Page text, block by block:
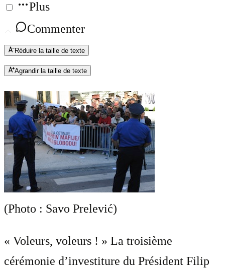
Plus
Commenter
Réduire la taille de texte
Agrandir la taille de texte
(Photo : Savo Prelević)
« Voleurs, voleurs ! » La troisième
cérémonie d’investiture du Président Filip